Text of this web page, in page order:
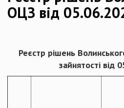
ОЦЗ від
Реєстр рішень
зайнятості від